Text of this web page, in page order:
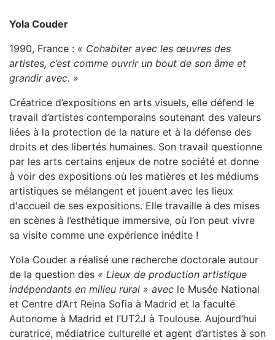
Yola Couder
1990, France : « Cohabiter avec les œuvres des
artistes, c’est comme ouvrir un bout de son âme et
grandir avec. »
Créatrice d’expositions en arts visuels, elle défend le
travail d’artistes contemporains soutenant des valeurs
liées à la protection de la nature et à la défense des
droits et des libertés humaines. Son travail questionne
par les arts certains enjeux de notre société et donne
à voir des expositions où les matières et les médiums
artistiques se mélangent et jouent avec les lieux
d'accueil de ses expositions. Elle travaille à des mises
en scènes à l’esthétique immersive, où l’on peut vivre
sa visite comme une expérience inédite !
Yola Couder a réalisé une recherche doctorale autour
de la question des « Lieux de production artistique
indépendants en milieu rural » avec le Musée National
et Centre d’Art Reina Sofia à Madrid et la faculté
Autonome à Madrid et l’UT2J à Toulouse. Aujourd’hui
curatrice, médiatrice culturelle et agent d’artistes à son